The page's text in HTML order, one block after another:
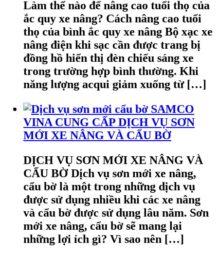
Làm thế nào để nâng cao tuổi thọ của
ắc quy xe nâng? Cách nâng cao tuổi
thọ của bình ắc quy xe nâng Bộ xạc xe
nâng điện khi sạc cần được trang bị
đồng hồ hiển thị đèn chiếu sáng xe
trong trường hợp bình thường. Khi
năng lượng acqui giảm xuống từ […]
SAMCO
VINA CUNG CẤP DỊCH VỤ SƠN
MỚI XE NÂNG VÀ CẨU BỜ
DỊCH VỤ SƠN MỚI XE NÂNG VÀ
CẨU BỜ Dịch vụ sơn mới xe nâng,
cẩu bờ là một trong những dịch vụ
được sử dụng nhiều khi các xe nâng
và cẩu bờ được sử dụng lâu năm. Sơn
mới xe nâng, cẩu bờ sẽ mang lại
những lợi ích gì? Vì sao nên […]